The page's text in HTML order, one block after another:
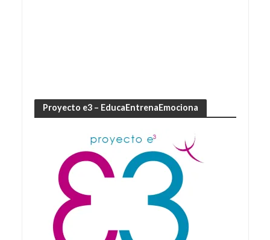
Proyecto e3 – EducaEntrenaEmociona